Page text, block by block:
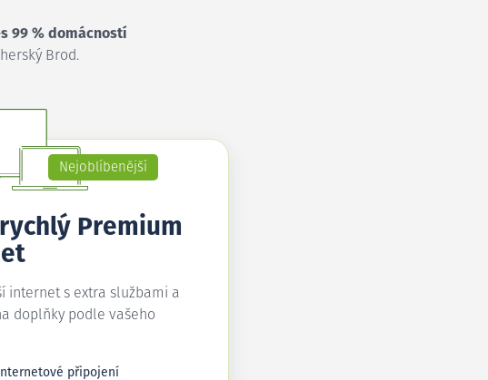
99 % domácností
Brod.
Nejoblíbenější
Premium
internet s extra službami a
doplňky podle vašeho
připojení